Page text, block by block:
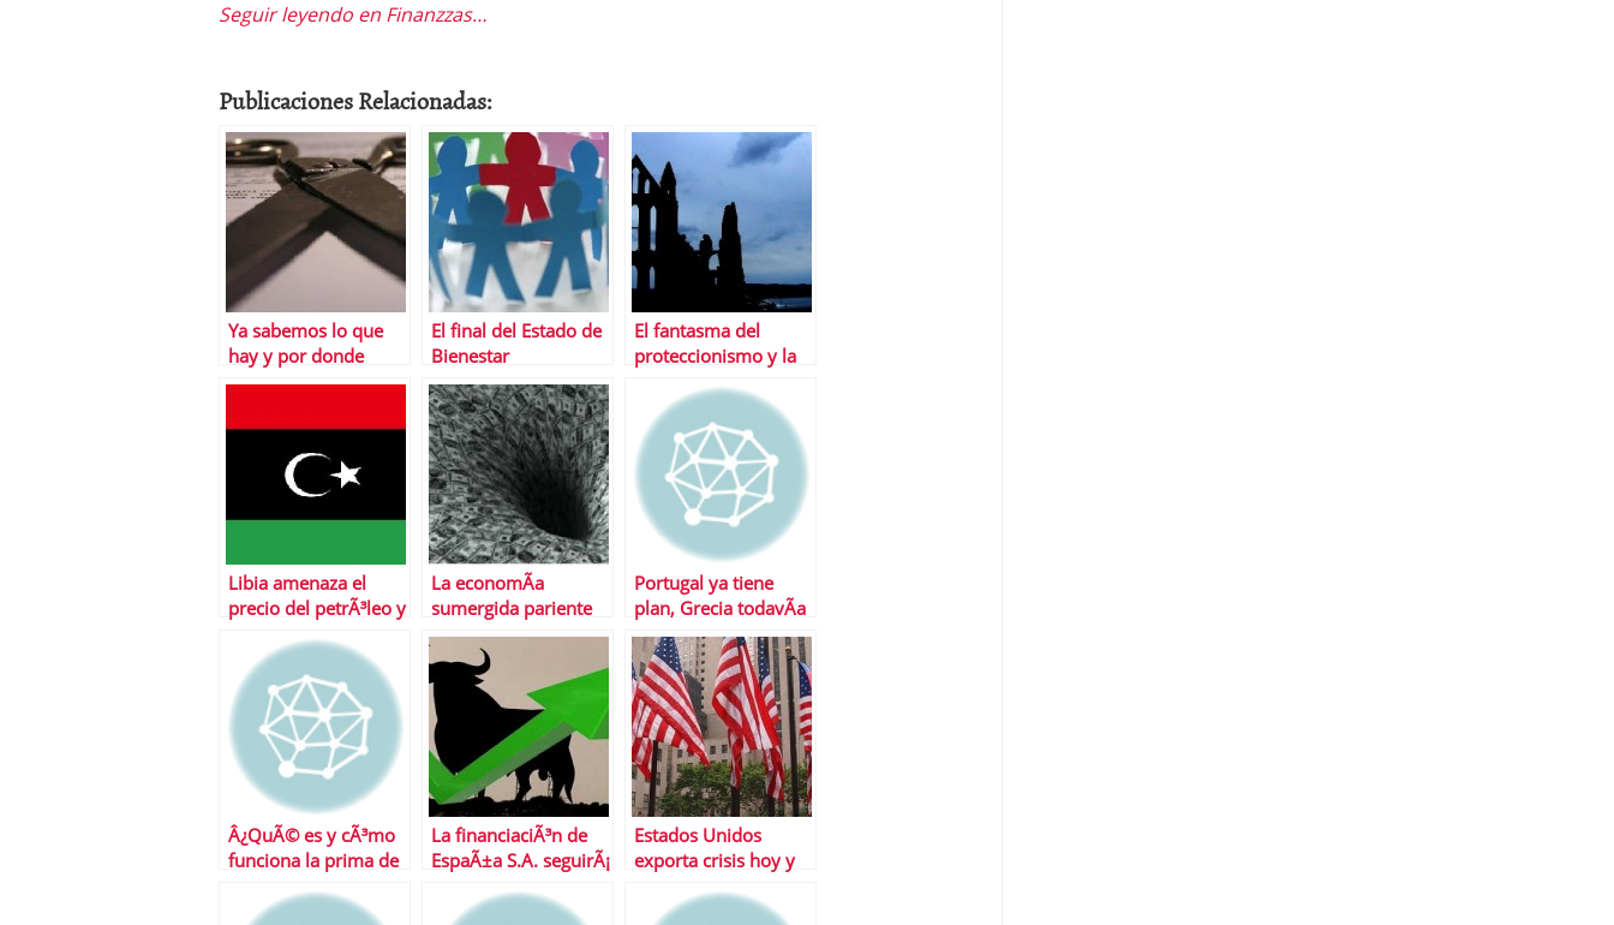
Seguir leyendo en Finanzzas…
Publicaciones Relacionadas:
Ya sabemos lo que
hay y por donde
vendrÃ¡ el recorte de
El final del Estado de
Bienestar
El fantasma del
proteccionismo y la
Libia amenaza el
precio del petrÃ³leo y
La economÃ­a
sumergida pariente
de la crisis
Portugal ya tiene
plan, Grecia todavÃ­a
deberÃ¡ esperar
Â¿QuÃ© es y cÃ³mo
funciona la prima de
La financiaciÃ³n de
EspaÃ±a S.A. seguirÃ¡
despuÃ©s de verano
Estados Unidos
exporta crisis hoy y